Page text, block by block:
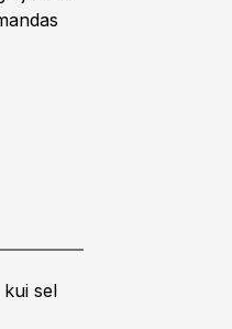
kui sel